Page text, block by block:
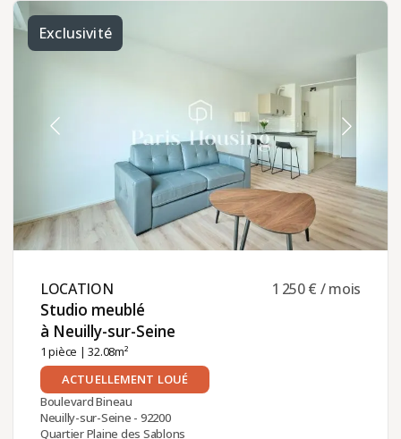
Exclusivité
LOCATION ​
Studio meublé
à Neuilly-sur-Seine ​
1 pièce | 32.08m²
1 250 € / mois
ACTUELLEMENT LOUÉ
Boulevard Bineau
Neuilly-sur-Seine - 92200
Quartier Plaine des Sablons